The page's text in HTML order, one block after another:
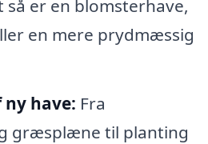
så er en blomsterhave,
en mere prydmæssig
have: Fra
græsplæne til planting